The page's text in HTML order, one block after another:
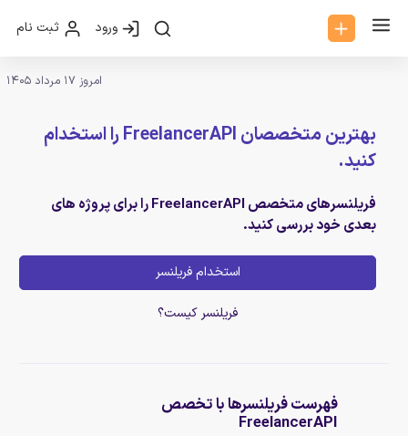
ورود ثبت نام
امروز 17 مرداد 1405
بهترین متخصصان FreelancerAPI را استخدام
کنید.
فریلنسرهای متخصص FreelancerAPI را برای پروژه های
بعدی خود بررسی کنید.
استخدام فریلنسر
فریلنسر کیست؟
فهرست فریلنسرها با تخصص
FreelancerAPI